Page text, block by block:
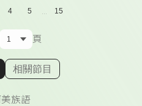
4 5 ... 15
頁
顯示相關單集
相關節目
族語